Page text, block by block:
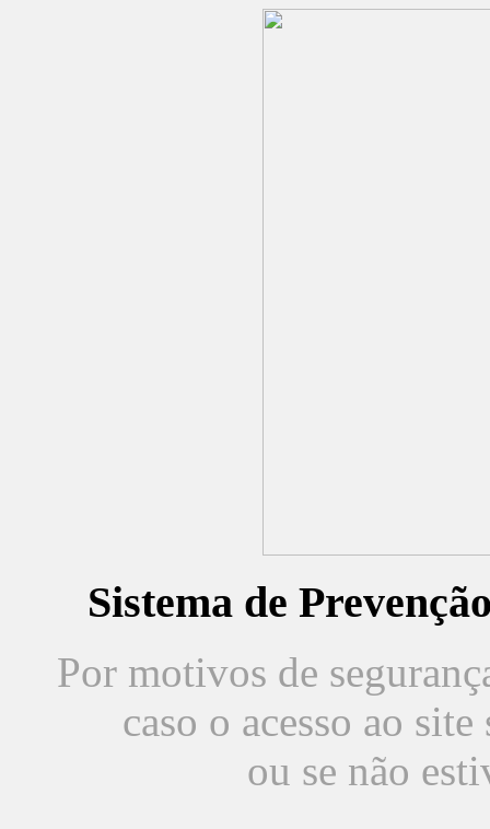
Sistema de
Por motivos de
caso o acesso ao
ou se não